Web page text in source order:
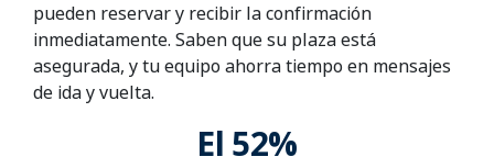
pueden reservar y recibir la confirmación
inmediatamente. Saben que su plaza está
asegurada, y tu equipo ahorra tiempo en mensajes
de ida y vuelta.
El 52%